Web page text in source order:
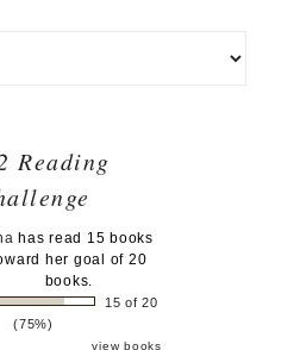
Reading
has read 15 books
her goal of 20
books.
15 of 20
(75%)
view books